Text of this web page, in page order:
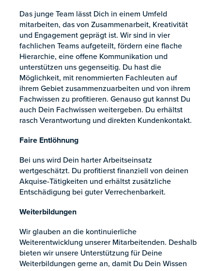
Das junge Team lässt Dich in einem Umfeld
mitarbeiten, das von Zusammenarbeit, Kreativität
und Engagement geprägt ist. Wir sind in vier
fachlichen Teams aufgeteilt, fördern eine flache
Hierarchie, eine offene Kommunikation und
unterstützen uns gegenseitig. Du hast die
Möglichkeit, mit renommierten Fachleuten auf
ihrem Gebiet zusammenzuarbeiten und von ihrem
Fachwissen zu profitieren. Genauso gut kannst Du
auch Dein Fachwissen weitergeben. Du erhältst
rasch Verantwortung und direkten Kundenkontakt.
Faire Entlöhnung
Bei uns wird Dein harter Arbeitseinsatz
wertgeschätzt. Du profitierst finanziell von deinen
Akquise-Tätigkeiten und erhältst zusätzliche
Entschädigung bei guter Verrechenbarkeit.
Weiterbildungen
Wir glauben an die kontinuierliche
Weiterentwicklung unserer Mitarbeitenden. Deshalb
bieten wir unsere Unterstützung für Deine
Weiterbildungen gerne an, damit Du Dein Wissen